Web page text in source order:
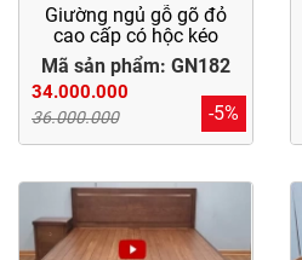
Giường ngủ gỗ gõ đỏ
cao cấp có hộc kéo
Mã sản phẩm: GN182
34.000.000
36.000.000 -5%